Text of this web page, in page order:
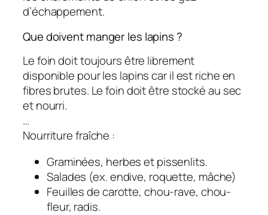
d’échappement.
Que doivent manger les lapins ?
Le foin doit toujours être librement
disponible pour les lapins car il est riche en
fibres brutes. Le foin doit être stocké au sec
et nourri.
…
Nourriture fraîche :
Graminées, herbes et pissenlits.
Salades (ex. endive, roquette, mâche)
Feuilles de carotte, chou-rave, chou-
fleur, radis.